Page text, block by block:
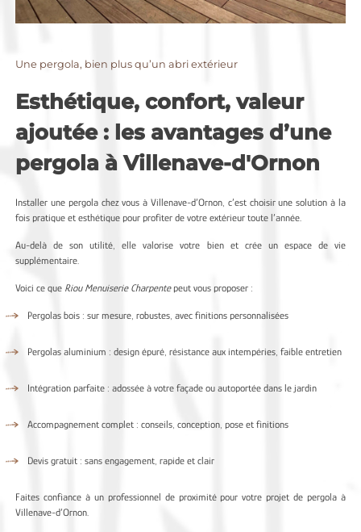
Une pergola, bien plus qu’un abri extérieur
Esthétique, confort, valeur
ajoutée : les avantages d’une
pergola à Villenave-d'Ornon
Installer une pergola chez vous à Villenave-d’Ornon, c’est choisir une solution à la
fois pratique et esthétique pour profiter de votre extérieur toute l’année.
Au-delà de son utilité, elle valorise votre bien et crée un espace de vie
supplémentaire.
Voici ce que Riou Menuiserie Charpentepeut vous proposer :
Pergolas bois : sur mesure, robustes, avec finitions personnalisées
Pergolas aluminium : design épuré, résistance aux intempéries, faible entretien
Intégration parfaite : adossée à votre façade ou autoportée dans le jardin
Accompagnement complet : conseils, conception, pose et finitions
Devis gratuit : sans engagement, rapide et clair
Faites confiance à un professionnel de proximité pour votre projet de pergola à
Villenave-d’Ornon.